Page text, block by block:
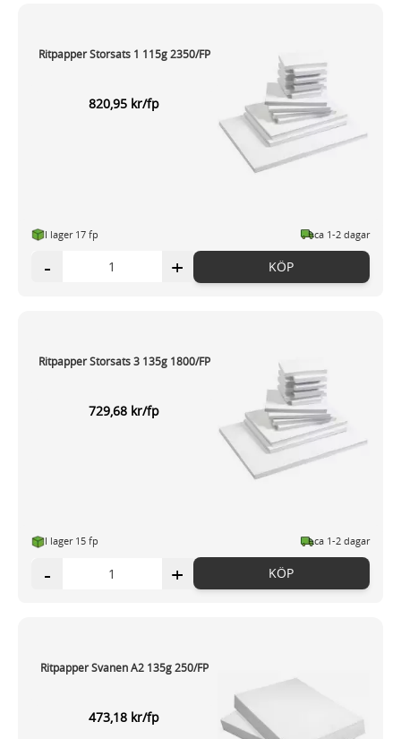
Ritpapper Storsats 1 115g 2350/FP
820,95 kr/fp
I lager 17 fp ca 1-2 dagar
- + KÖP
Ritpapper Storsats 3 135g 1800/FP
729,68 kr/fp
I lager 15 fp ca 1-2 dagar
- + KÖP
Ritpapper Svanen A2 135g 250/FP
473,18 kr/fp